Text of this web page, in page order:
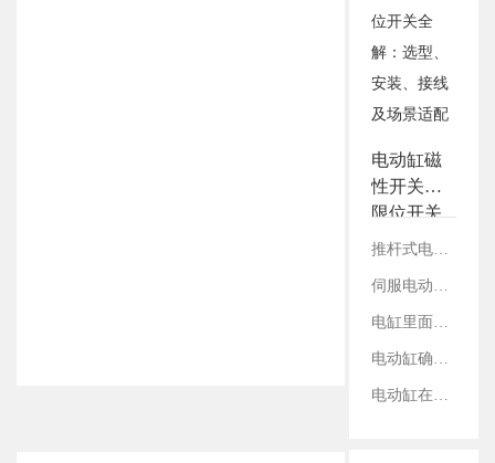
电动缸磁
性开关与
限位开关
全解：选
装、接线
及场景适
推杆式电缸与滑台式电缸：结构、性能及适用领域对比
伺服电动缸在切割设备上的应用案例
电缸里面的丝杠是如何固定的？
电动缸确定减速比：看电机参数还是丝杠参数？
电动缸在工业内胀轴测试领域的应用